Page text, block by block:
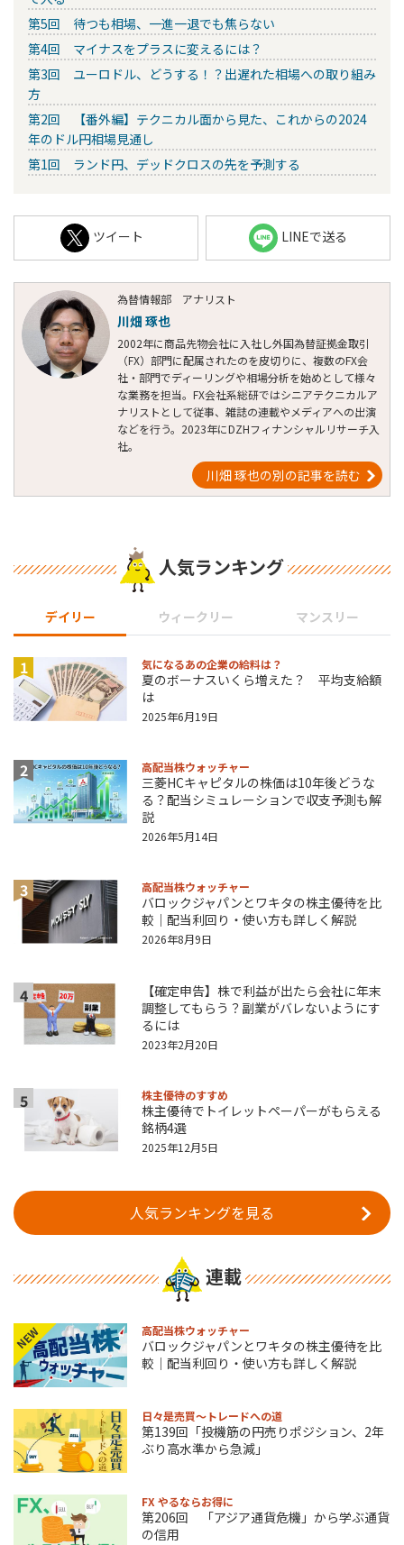
第5回 待つも相場、一進一退でも焦らない
第4回 マイナスをプラスに変えるには？
第3回 ユーロドル、どうする！？出遅れた相場への取り組み
方
第2回 【番外編】テクニカル面から見た、これからの2024
年のドル円相場見通し
第1回 ランド円、デッドクロスの先を予測する
ツイート LINEで送る
為替情報部 アナリスト
川畑 琢也
2002年に商品先物会社に入社し外国為替証拠金取引
（FX）部門に配属されたのを皮切りに、複数のFX会
社・部門でディーリングや相場分析を始めとして様々
な業務を担当。FX会社系総研ではシニアテクニカルア
ナリストとして従事、雑誌の連載やメディアへの出演
などを行う。2023年にDZHフィナンシャルリサーチ入
社。
川畑 琢也の別の記事を読む
人気ランキング
デイリー ウィークリー マンスリー
1 気になるあの企業の給料は？
夏のボーナスいくら増えた？ 平均支給額
は
2025年6月19日
2 高配当株ウォッチャー
三菱HCキャピタルの株価は10年後どうな
る？配当シミュレーションで収支予測も解
説
2026年5月14日
3 高配当株ウォッチャー
バロックジャパンとワキタの株主優待を比
較｜配当利回り・使い方も詳しく解説
2026年8月9日
4
【確定申告】株で利益が出たら会社に年末
調整してもらう？副業がバレないようにす
るには
2023年2月20日
5 株主優待のすすめ
株主優待でトイレットペーパーがもらえる
銘柄4選
2025年12月5日
人気ランキングを見る
連載
NEW 高配当株ウォッチャー
バロックジャパンとワキタの株主優待を比
較｜配当利回り・使い方も詳しく解説
日々是売買～トレードへの道
第139回「投機筋の円売りポジション、2年
ぶり高水準から急減」
FX やるならお得に
第206回 「アジア通貨危機」から学ぶ通貨
の信用